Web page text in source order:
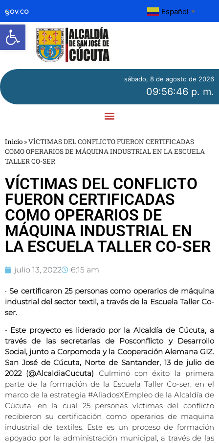
Abrir barra de herramientas
Español ▼
sábado, 8 de agosto de 2026
09:56:47 p. m.
Inicio »VÍCTIMAS DEL CONFLICTO FUERON CERTIFICADAS
COMO OPERARIOS DE MÁQUINA INDUSTRIAL EN LA ESCUELA
TALLER CO-SER
VÍCTIMAS DEL CONFLICTO
FUERON CERTIFICADAS
COMO OPERARIOS DE
MÁQUINA INDUSTRIAL EN
LA ESCUELA TALLER CO-SER
julio 13, 2022 6:15 am
•Se certificaron 25 personas como operarios de máquina
industrial del sector textil, a través de la Escuela Taller Co-
ser.
• Este proyecto es liderado por la Alcaldía de Cúcuta, a
través de las secretarías de Posconflicto y Desarrollo
Social, junto a Corpomoda y la Cooperación Alemana GIZ.
San José de Cúcuta, Norte de Santander, 13 de julio de
2022 (@AlcaldiaCucuta) Culminó con éxito la primera
parte de la formación de la Escuela Taller Co-ser, en el
marco de la estrategia #AliadosXEmpleo de la Alcaldía de
Cúcuta, en la cual 25 personas víctimas del conflicto
recibieron su certificación como operarios de maquina
industrial de textiles. Este es un proceso de formación
apoyado por la administración municipal, a través de las